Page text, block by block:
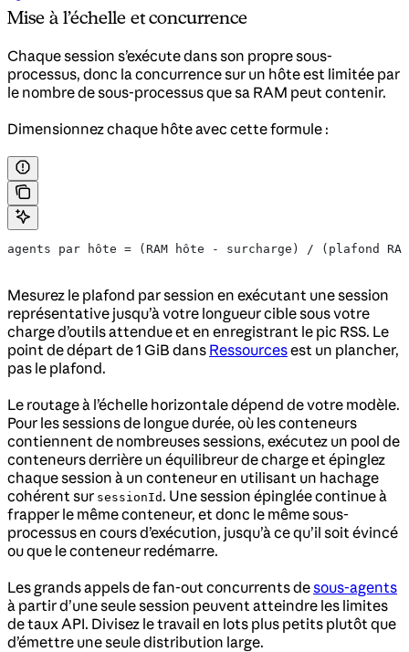
Mise à l’échelle et concurrence
Chaque session s’exécute dans son propre sous-
processus, donc la concurrence sur un hôte est limitée par
le nombre de sous-processus que sa RAM peut contenir.
Dimensionnez chaque hôte avec cette formule :
agents par hôte = (RAM hôte - surcharge) / (plafond
Mesurez le plafond par session en exécutant une session
représentative jusqu’à votre longueur cible sous votre
charge d’outils attendue et en enregistrant le pic RSS. Le
point de départ de 1 GiB dans Ressourcesest un plancher,
pas le plafond.
Le routage à l’échelle horizontale dépend de votre modèle.
Pour les sessions de longue durée, où les conteneurs
contiennent de nombreuses sessions, exécutez un pool de
conteneurs derrière un équilibreur de charge et épinglez
chaque session à un conteneur en utilisant un hachage
cohérent sur sessionId . Une session épinglée continue à
frapper le même conteneur, et donc le même sous-
processus en cours d’exécution, jusqu’à ce qu’il soit évincé
ou que le conteneur redémarre.
Les grands appels de fan-out concurrents desous-agents
à partir d’une seule session peuvent atteindre les limites
de taux API. Divisez le travail en lots plus petits plutôt que
d’émettre une seule distribution large.